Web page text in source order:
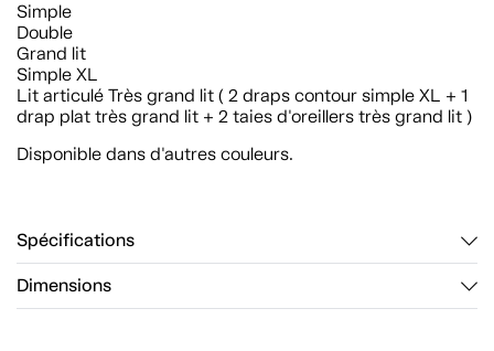
Simple
Double
Grand lit
Simple XL
Lit articulé Très grand lit ( 2 draps contour simple XL + 1
drap plat très grand lit + 2 taies d'oreillers très grand lit )
Disponible dans d'autres couleurs.
Spécifications
Dimensions